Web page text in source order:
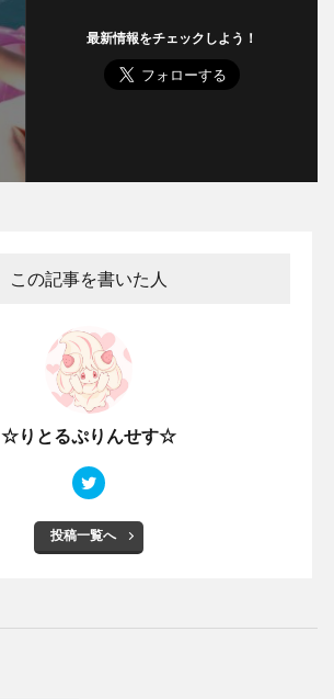
最新情報をチェックしよう！
この記事を書いた人
☆りとるぷりんせす☆
投稿一覧へ